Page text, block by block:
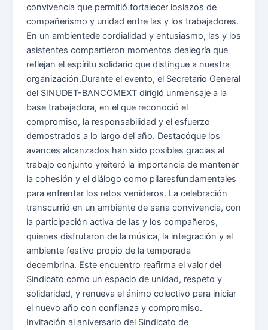
convivencia que permitió fortalecer loslazos de
compañerismo y unidad entre las y los trabajadores.
En un ambientede cordialidad y entusiasmo, las y los
asistentes compartieron momentos dealegría que
reflejan el espíritu solidario que distingue a nuestra
organización.Durante el evento, el Secretario General
del SINUDET-BANCOMEXT dirigió unmensaje a la
base trabajadora, en el que reconoció el
compromiso, la responsabilidad y el esfuerzo
demostrados a lo largo del año. Destacóque los
avances alcanzados han sido posibles gracias al
trabajo conjunto yreiteró la importancia de mantener
la cohesión y el diálogo como pilaresfundamentales
para enfrentar los retos venideros. La celebración
transcurrió en un ambiente de sana convivencia, con
la participación activa de las y los compañeros,
quienes disfrutaron de la música, la integración y el
ambiente festivo propio de la temporada
decembrina. Este encuentro reafirma el valor del
Sindicato como un espacio de unidad, respeto y
solidaridad, y renueva el ánimo colectivo para iniciar
el nuevo año con confianza y compromiso.
Invitación al aniversario del Sindicato de